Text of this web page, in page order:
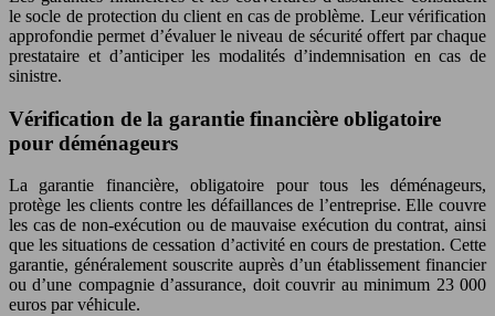
le socle de protection du client en cas de problème. Leur vérification
approfondie permet d’évaluer le niveau de sécurité offert par chaque
prestataire et d’anticiper les modalités d’indemnisation en cas de
sinistre.
Vérification de la garantie financière obligatoire
pour déménageurs
La garantie financière, obligatoire pour tous les déménageurs,
protège les clients contre les défaillances de l’entreprise. Elle couvre
les cas de non-exécution ou de mauvaise exécution du contrat, ainsi
que les situations de cessation d’activité en cours de prestation. Cette
garantie, généralement souscrite auprès d’un établissement financier
ou d’une compagnie d’assurance, doit couvrir au minimum 23 000
euros par véhicule.